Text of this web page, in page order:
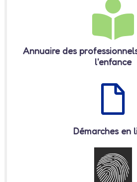
Annuaire des
l'enfance
Démarches en